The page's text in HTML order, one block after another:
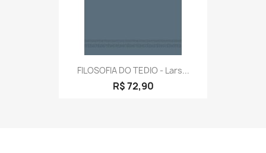
FILOSOFIA DO TEDIO - Lars...
R$ 72,90